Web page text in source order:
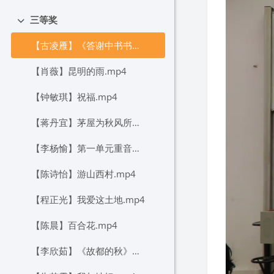
折叠
三等奖
【古凌雁】《答谢中书书》《记承天寺夜游》联读.mp4
【肖薇】昆明的雨.mp4
【钟敏琪】祝福.mp4
【蒋丹宜】茅屋为秋风所破歌.mp4
【李杨愉】第一单元重音、停连的大单元教学.mp4
【陈诗怡】游山西村.mp4
【程正光】我爱这土地.mp4
【陈晨】百合花.mp4
【李欣茹】《故都的秋》与《荷塘月色》联读.mp4